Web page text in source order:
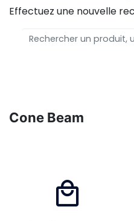
Effectuez une nouvelle
Cone Beam